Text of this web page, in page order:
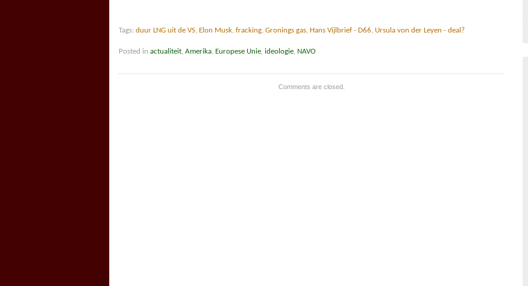
Tags: duur LNG uit de VS, Elon Musk, fracking, Gronings gas, Hans Vijlbrief - D66, Ursula von der Leyen - deal?
Posted in actualiteit, Amerika, Europese Unie, ideologie, NAVO
Comments are closed.